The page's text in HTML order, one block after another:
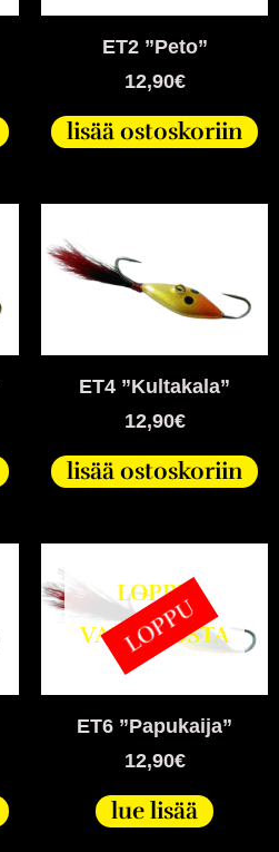
ET2 ”Peto”
12,90€
lisää ostoskoriin
ET4 ”Kultakala”
12,90€
lisää ostoskoriin
LOPPU
VARASTOSTA
ET6 ”Papukaija”
12,90€
lue lisää
LOPPU